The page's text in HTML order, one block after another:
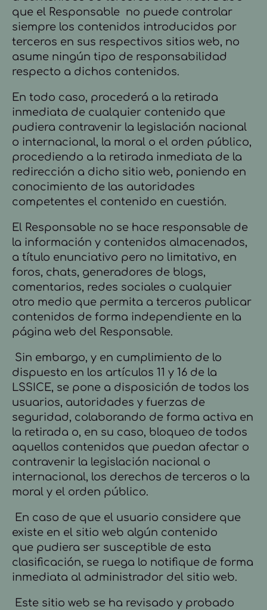
que el Responsable no puede controlar
siempre los contenidos introducidos por
terceros en sus respectivos sitios web, no
asume ningún tipo de responsabilidad
respecto a dichos contenidos.
En todo caso, procederá a la retirada
inmediata de cualquier contenido que
pudiera contravenir la legislación nacional
o internacional, la moral o el orden público,
procediendo a la retirada inmediata de la
redirección a dicho sitio web, poniendo en
conocimiento de las autoridades
competentes el contenido en cuestión.
El Responsable no se hace responsable de
la información y contenidos almacenados,
a título enunciativo pero no limitativo, en
foros, chats, generadores de blogs,
comentarios, redes sociales o cualquier
otro medio que permita a terceros publicar
contenidos de forma independiente en la
página web del Responsable.
Sin embargo, y en cumplimiento de lo
dispuesto en los artículos 11 y 16 de la
LSSICE, se pone a disposición de todos los
usuarios, autoridades y fuerzas de
seguridad, colaborando de forma activa en
la retirada o, en su caso, bloqueo de todos
aquellos contenidos que puedan afectar o
contravenir la legislación nacional o
internacional, los derechos de terceros o la
moral y el orden público.
En caso de que el usuario considere que
existe en el sitio web algún contenido
que pudiera ser susceptible de esta
clasificación, se ruega lo notifique de forma
inmediata al administrador del sitio web.
Este sitio web se ha revisado y probado